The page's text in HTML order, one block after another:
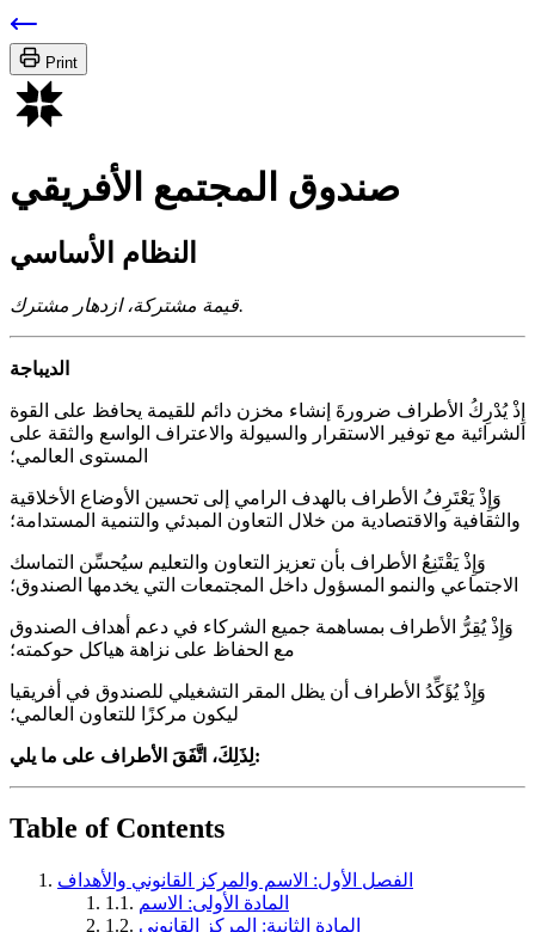
Print
صندوق المجتمع الأفريقي
النظام الأساسي
قيمة مشتركة، ازدهار مشترك.
الديباجة
إِذْ يُدْرِكُ الأطراف ضرورةَ إنشاء مخزن دائم للقيمة يحافظ على القوة
الشرائية مع توفير الاستقرار والسيولة والاعتراف الواسع والثقة على
المستوى العالمي؛
وَإِذْ يَعْتَرِفُ الأطراف بالهدف الرامي إلى تحسين الأوضاع الأخلاقية
والثقافية والاقتصادية من خلال التعاون المبدئي والتنمية المستدامة؛
وَإِذْ يَقْتَنِعُ الأطراف بأن تعزيز التعاون والتعليم سيُحسِّن التماسك
الاجتماعي والنمو المسؤول داخل المجتمعات التي يخدمها الصندوق؛
وَإِذْ يُقِرُّ الأطراف بمساهمة جميع الشركاء في دعم أهداف الصندوق
مع الحفاظ على نزاهة هياكل حوكمته؛
وَإِذْ يُؤَكِّدُ الأطراف أن يظل المقر التشغيلي للصندوق في أفريقيا
ليكون مركزًا للتعاون العالمي؛
لِذَلِكَ، اتَّفَقَ الأطراف على ما يلي:
Table of Contents
الفصل الأول: الاسم والمركز القانوني والأهداف
1.1. المادة الأولى: الاسم
1.2. المادة الثانية: المركز القانوني